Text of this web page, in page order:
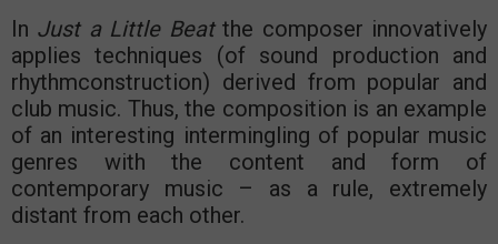
In Just a Little Beatthe composer innovatively
applies techniques (of sound production and
rhythmconstruction) derived from popular and
club music. Thus, the composition is an example
of an interesting intermingling of popular music
genres with the content and form of
contemporary music – as a rule, extremely
distant from each other.